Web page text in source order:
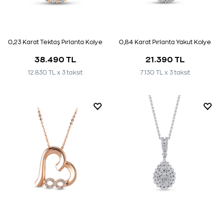
0,23 Karat Tektaş Pırlanta Kolye
38.490 TL
12.830 TL x 3 taksit
0,84 Karat Pırlanta Yakut Kolye
21.390 TL
7.130 TL x 3 taksit